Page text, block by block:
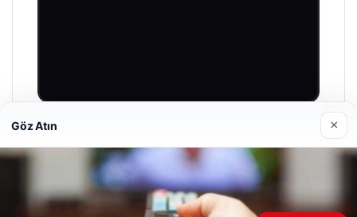
29/04/2026
Göz Atın ×